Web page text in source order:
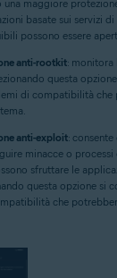
una maggiore
basate sui servizi
possono essere
anti-rootkit: monitora
questa
di compatibilità che
anti-exploit:
minacce o
sfruttare le
questa opzione si
che